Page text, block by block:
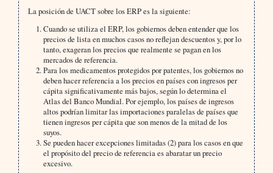
La posición de UACT sobre los ERP es la siguiente:
Cuando se utiliza el ERP, los gobiernos deben entender que los
precios de lista en muchos casos no reflejan descuentos y, por lo
tanto, exageran los precios que realmente se pagan en los
mercados de referencia.
Para los medicamentos protegidos por patentes, los gobiernos no
deben hacer referencia a los precios en países con ingresos per
cápita significativamente más bajos, según lo determina el
Atlas del Banco Mundial. Por ejemplo, los países de ingresos
altos podrían limitar las importaciones paralelas de países que
tienen ingresos per cápita que son menos de la mitad de los
suyos.
Se pueden hacer excepciones limitadas (2) para los casos en que
el propósito del precio de referencia es abaratar un precio
excesivo.